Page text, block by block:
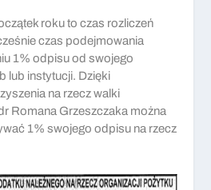
roku to czas rozliczeń
czas podejmowania
1% odpisu od swojego
lub instytucji. Dzięki
na rzecz walki
Romana Grzeszczaka można
1% swojego odpisu na rzecz